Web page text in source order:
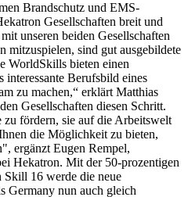
Brandschutz und EMS-
Gesellschaften breit und
unseren beiden Gesellschaften
mitzuspielen, sind gut ausgebildete
WorldSkills bieten einen
interessante Berufsbild eines
zu machen,“ erklärt Matthias
Gesellschaften diesen Schritt.
zu fördern, sie auf die Arbeitswelt
die Möglichkeit zu bieten,
ergänzt Eugen Rempel,
Hekatron. Mit der 50-prozentigen
Skill 16 werde die neue
Germany nun auch gleich